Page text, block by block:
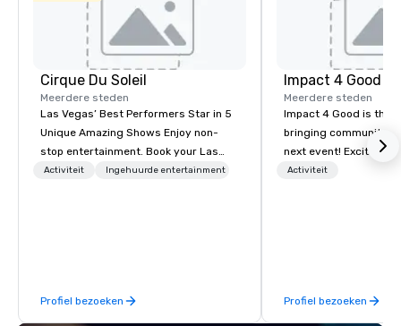
Cirque Du Soleil
Meerdere steden
Las Vegas’ Best Performers Star in 5
Unique Amazing Shows Enjoy non-
stop entertainment. Book your Las
Vegas show tickets.
Activiteit Ingehuurde entertainment
Profiel bezoeken
Impact 4 Good
Meerdere steden
Impact 4 Good is the
bringing community
next event! Exciting
team building
event, Impact 4 Good
details. Where are we? Nationwide
Activiteit
Profiel bezoeken